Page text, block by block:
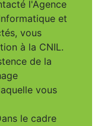
l'Agence
et
vous
à la CNIL.
de la
vous
le cadre